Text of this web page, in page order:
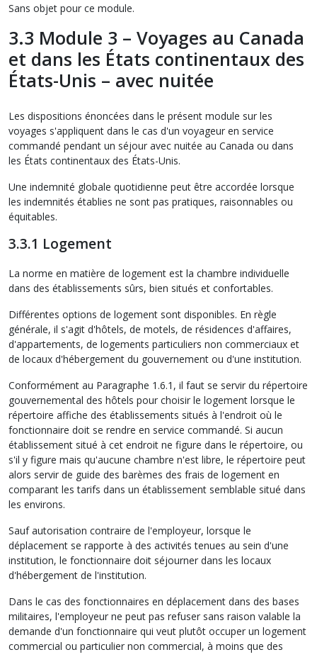
Sans objet pour ce module.
3.3 Module 3 – Voyages au Canada
et dans les États continentaux des
États-Unis – avec nuitée
Les dispositions énoncées dans le présent module sur les
voyages s'appliquent dans le cas d'un voyageur en service
commandé pendant un séjour avec nuitée au Canada ou dans
les États continentaux des États-Unis.
Une indemnité globale quotidienne peut être accordée lorsque
les indemnités établies ne sont pas pratiques, raisonnables ou
équitables.
3.3.1 Logement
La norme en matière de logement est la chambre individuelle
dans des établissements sûrs, bien situés et confortables.
Différentes options de logement sont disponibles. En règle
générale, il s'agit d'hôtels, de motels, de résidences d'affaires,
d'appartements, de logements particuliers non commerciaux et
de locaux d'hébergement du gouvernement ou d'une institution.
Conformément au Paragraphe 1.6.1, il faut se servir du répertoire
gouvernemental des hôtels pour choisir le logement lorsque le
répertoire affiche des établissements situés à l'endroit où le
fonctionnaire doit se rendre en service commandé. Si aucun
établissement situé à cet endroit ne figure dans le répertoire, ou
s'il y figure mais qu'aucune chambre n'est libre, le répertoire peut
alors servir de guide des barèmes des frais de logement en
comparant les tarifs dans un établissement semblable situé dans
les environs.
Sauf autorisation contraire de l'employeur, lorsque le
déplacement se rapporte à des activités tenues au sein d'une
institution, le fonctionnaire doit séjourner dans les locaux
d'hébergement de l'institution.
Dans le cas des fonctionnaires en déplacement dans des bases
militaires, l'employeur ne peut pas refuser sans raison valable la
demande d'un fonctionnaire qui veut plutôt occuper un logement
commercial ou particulier non commercial, à moins que des